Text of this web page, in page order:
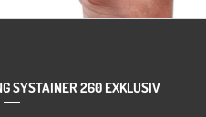
SYSTAINER 260 EXKLUSIV